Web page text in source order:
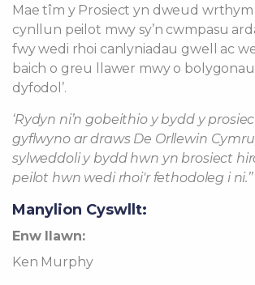
Mae tîm y Prosiect yn dweud wrthym
cynllun peilot mwy sy’n cwmpasu
fwy wedi rhoi canlyniadau gwell ac
baich o greu llawer mwy o
dyfodol’.
‘Rydyn ni’n gobeithio y bydd y
gyflwyno ar draws De Orllewin
sylweddoli y bydd hwn yn brosiect
peilot hwn wedi rhoi'r fethodoleg i ni.’’
Manylion Cyswllt:
Enw llawn:
Ken Murphy